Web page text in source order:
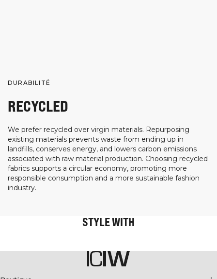
DURABILITÉ
RECYCLED
We prefer recycled over virgin materials. Repurposing
existing materials prevents waste from ending up in
landfills, conserves energy, and lowers carbon emissions
associated with raw material production. Choosing recycled
fabrics supports a circular economy, promoting more
responsible consumption and a more sustainable fashion
industry.
STYLE WITH